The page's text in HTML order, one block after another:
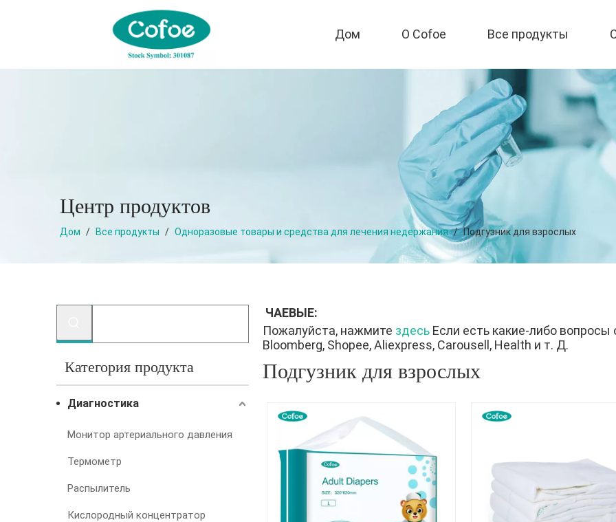
Дом О Cofoe Все продукты
Центр продуктов
Дом / Все продукты / Одноразовые товары и средства для лечения недержания / Подгузник для взрослых
Категория продукта
Диагностика
Монитор артериального давления
Термометр
Распылитель
Кислородный концентратор
ЧАЕВЫЕ:
Пожалуйста, нажмите здесь Если есть какие-либо
Bloomberg, Shopee, Aliexpress, Carousell, Health и т. Д.
Подгузник для взрослых